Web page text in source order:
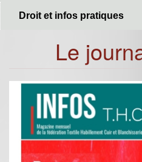
Droit et infos pratiques
Le